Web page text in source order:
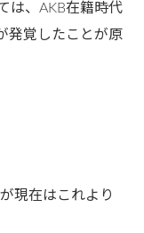
は、AKB在籍時代
発覚したことが原
現在はこれより